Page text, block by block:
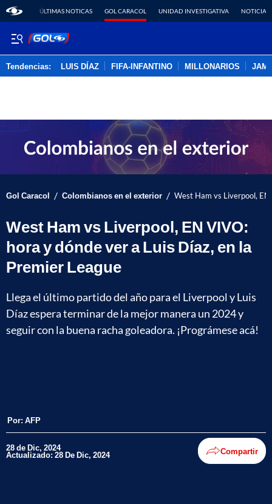
ÚLTIMAS NOTICAS GOL CARACOL UNIDAD INVESTIGATIVA NOTICIAS
Tendencias: LUIS DÍAZ FIFA-INFANTINO MILLONARIOS
Gol Caracol / Colombianos en el exterior / West Ham vs Liverpool,
West Ham vs Liverpool, EN VIVO:
hora y dónde ver a Luis Díaz, en la
Premier League
Llega el último partido del año para el Liverpool y Luis
Díaz espera terminar de la mejor manera un 2024 y
seguir con la buena racha goleadora. ¡Prográmese acá!
Por: AFP
28 de Dic, 2024
Actualizado: 28 De Dic, 2024 Compartir